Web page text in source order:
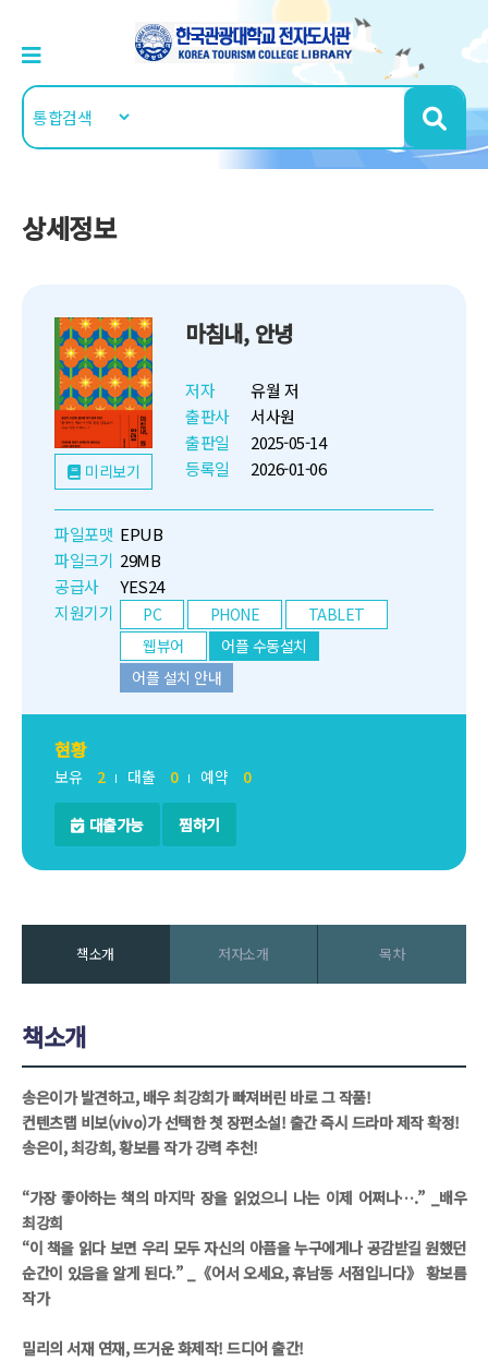
상세정보
미리보기
마침내, 안녕
저자
유월 저
출판사
서사원
출판일
2025-05-14
등록일
2026-01-06
파일포맷 EPUB
파일크기 29MB
공급사
YES24
지원기기
PC PHONE
TABLET
웹뷰어
어플 수동설치
어플 설치 안내
현황
보유 2 대출 0 예약 0
대출가능 찜하기
책소개 저자소개 목차
책소개
송은이가 발견하고, 배우 최강희가 빠져버린 바로 그 작품!
컨텐츠랩 비보(vivo)가 선택한 첫 장편소설! 출간 즉시 드라마 제작 확정!
송은이, 최강희, 황보름 작가 강력 추천!
“가장 좋아하는 책의 마지막 장을 읽었으니 나는 이제 어쩌나….” _배우
최강희
“이 책을 읽다 보면 우리 모두 자신의 아픔을 누구에게나 공감받길 원했던
순간이 있음을 알게 된다.” _《어서 오세요, 휴남동 서점입니다》 황보름
작가
밀리의 서재 연재, 뜨거운 화제작! 드디어 출간!